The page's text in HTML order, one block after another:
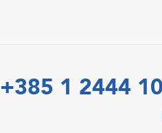
+385 1 2444